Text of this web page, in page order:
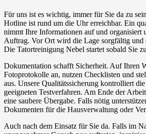
Für uns ist es wichtig, immer für Sie da zu
Hotline ist rund um die Uhr erreichbar. Ein
nimmt Ihre Informationen auf und organisiert
Auftrag. Vor Ort wird die Lage sorgfältig und
Die Tatortreinigung Nebel startet sobald Sie
Dokumentation schafft Sicherheit. Auf Ihren
Fotoprotokolle an, nutzen Checklisten und
aus. Unsere Qualitätssicherung kontrolliert
geeigneten Testverfahren. Am Ende der
eine saubere Übergabe. Falls nötig
Dokumenten für die Hausverwaltung oder
Auch nach dem Einsatz für Sie da. Falls im